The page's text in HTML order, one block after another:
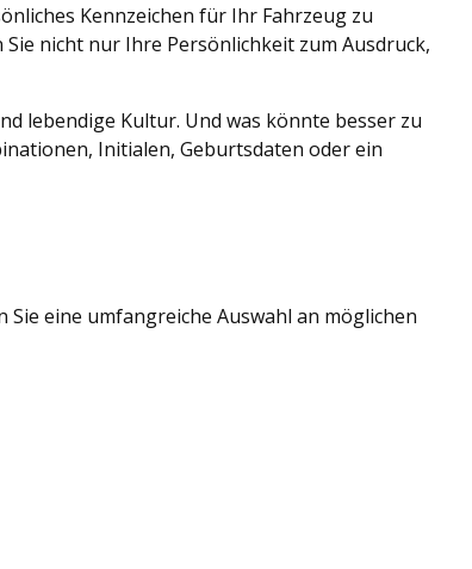
Kennzeichen für Ihr Fahrzeug zu
nicht nur Ihre Persönlichkeit zum Ausdruck,
lebendige Kultur. Und was könnte besser zu
Initialen, Geburtsdaten oder ein
eine umfangreiche Auswahl an möglichen